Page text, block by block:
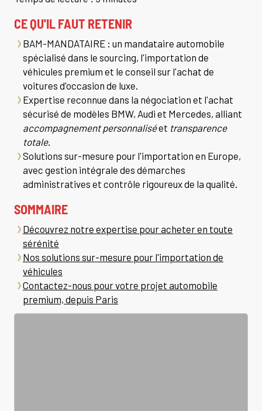
CE QU'IL FAUT RETENIR
BAM-MANDATAIRE : un mandataire automobile
spécialisé dans le sourcing, l'importation de
véhicules premium et le conseil sur l'achat de
voitures d'occasion de luxe.
Expertise reconnue dans la négociation et l'achat
sécurisé de modèles BMW, Audi et Mercedes, alliant
accompagnement personnaliséet transparence
totale.
Solutions sur-mesure pour l'importation en Europe,
avec gestion intégrale des démarches
administratives et contrôle rigoureux de la qualité.
SOMMAIRE
Découvrez notre expertise pour acheter en toute
sérénité
Nos solutions sur-mesure pour l'importation de
véhicules
Contactez-nous pour votre projet automobile
premium, depuis Paris